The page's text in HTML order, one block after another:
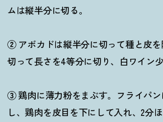
ムは縦半分に切る。
②アボカドは縦半分に切って種と皮
切って長さを4等分に切り、白ワイン少
③鶏肉に薄力粉をまぶす。フライパ
し、鶏肉を皮目を下にして入れ、2分